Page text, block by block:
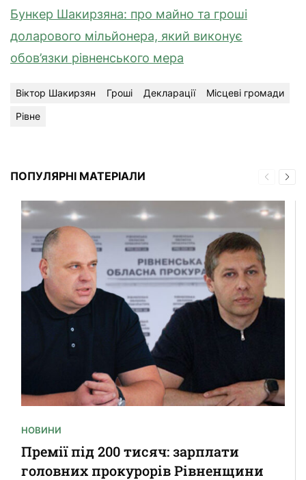
Бункер Шакирзяна: про майно та гроші
доларового мільйонера, який виконує
обов’язки рівненського мера
Віктор Шакирзян Гроші Декларації
Місцеві громади
Рівне
ПОПУЛЯРНІ МАТЕРІАЛИ
НОВИНИ
Премії під 200 тисяч: зарплати
головних прокурорів Рівненщини